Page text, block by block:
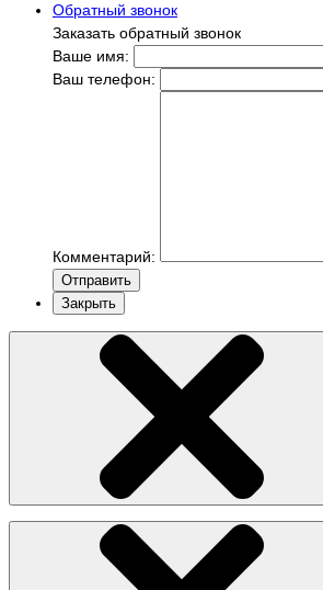
Обратный звонок
Заказать обратный звонок
Ваше имя:
Ваш телефон:
Комментарий:
Отправить
Закрыть